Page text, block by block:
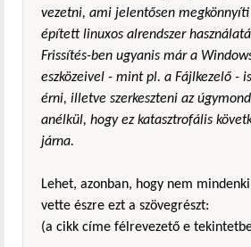
vezetni, ami jelentősen
épített linuxos alrendszer
Frissítés-ben ugyanis már a
eszközeivel - mint pl. a Fájlkezelő -
érni, illetve szerkeszteni az
anélkül, hogy ez katasztrofális
járna.
Lehet, azonban, hogy nem
vette észre ezt a szövegrészt:
(a cikk címe félrevezető e